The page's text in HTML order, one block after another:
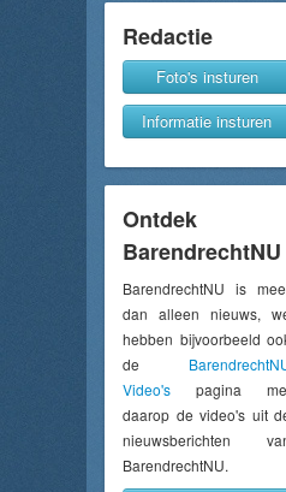
Redactie
Foto's insturen
Informatie insturen
Ontdek
BarendrechtNU
BarendrechtNU is
dan alleen nieuws,
hebben bijvoorbeeld
de
Video's pagina
daarop de video's uit
nieuwsberichten
BarendrechtNU.